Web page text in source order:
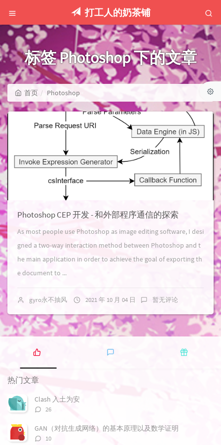
打工人的奶茶铺
标签 Photoshop 下的文章
首页 Photoshop
Photoshop CEP 开发 - 和外部程序通信的探索
As most people use Photoshop as image editing software, I desi
gned a two-way interaction method between Photoshop and t
he main application in order to achieve the goal of exporting th
e document to ...
gyro永不抽风 2021 年 10 月 04 日 暂无评论
热
门
文
章
热门文章
Clash 入土为安
评
数：
26
GAN（对抗生成网络）的基本原理以及数学证明
评
10